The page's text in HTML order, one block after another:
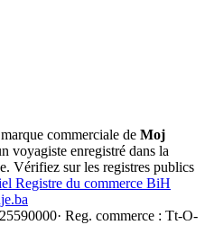
commerciale de Moj
voyagiste enregistré dans la
Vérifiez sur les registres publics
Registre du commerce BiH
· Reg. commerce : Tt-O-